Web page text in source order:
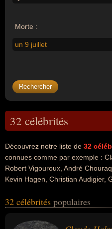
Morte :
un 9 juillet
32 célébrités
Découvrez notre liste de 32
connues comme par exemple :
Robert Vigouroux, André
Kevin Hagen, Christian Audigier,
domaines de l'art, de la
de la politique, de la politique de
32 célébrités populaires